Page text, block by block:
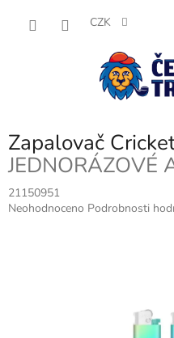
CZK
Zapalovač
JEDNORÁZOVÉ
21150951
Průměrné
Neohodnoceno Podrobnosti